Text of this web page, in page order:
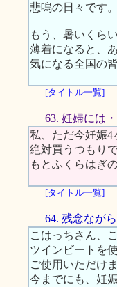
悲鳴の日々です。
もう、暑いくら
薄着になると、
気になる全国の
[タイトル一覧]
63. 妊婦には・
私、ただ今妊娠
絶対買うつもり
もとふくらはぎ
[タイトル一覧]
64. 残念なが
こはっちさん、
ツインビートを
ご使用いただけま
今までにも、妊